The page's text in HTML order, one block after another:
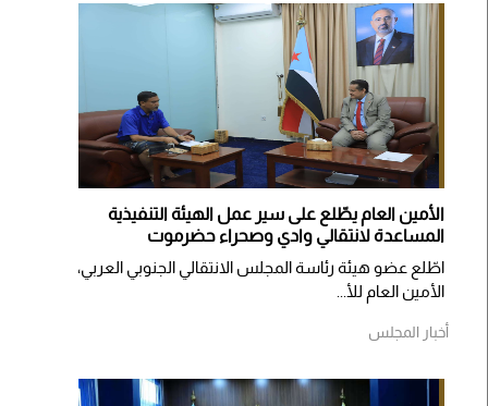
الأمين العام يطّلع على سير عمل الهيئة التنفيذية
المساعدة لانتقالي وادي وصحراء حضرموت
اطّلع عضو هيئة رئاسة المجلس الانتقالي الجنوبي العربي،
الأمين العام للأ...
أخبار المجلس